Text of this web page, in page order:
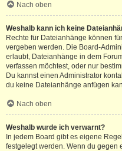
Nach oben
Weshalb kann ich keine
Rechte für Dateianhänge können
vergeben werden. Die Board-
erlaubt, Dateianhänge in dem
verfassen möchtest, oder nur
Du kannst einen Administrator
du keine Dateianhänge anfügen
Nach oben
Weshalb wurde ich verwarnt?
In jedem Board gibt es eigene
festgelegt werden. Wenn du gegen